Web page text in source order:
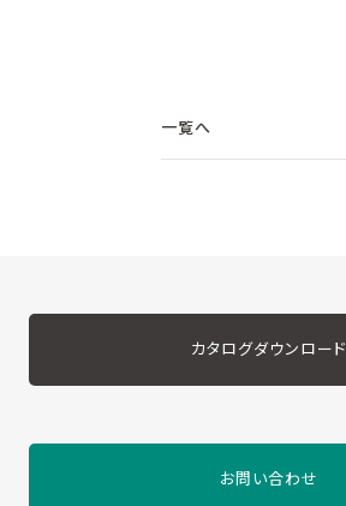
一覧へ
カタログダウンロード
お問い合わせ